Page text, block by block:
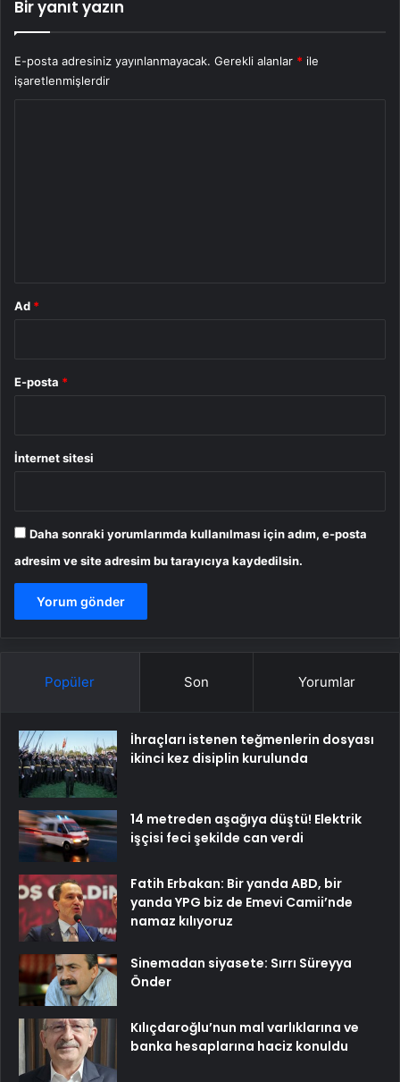
Bir yanıt yazın
E-posta adresiniz yayınlanmayacak. Gerekli alanlar * ile
işaretlenmişlerdir
Ad *
E-posta *
İnternet sitesi
Daha sonraki yorumlarımda kullanılması için adım, e-posta
adresim ve site adresim bu tarayıcıya kaydedilsin.
Popüler Son Yorumlar
İhraçları istenen teğmenlerin dosyası
ikinci kez disiplin kurulunda
14 metreden aşağıya düştü! Elektrik
işçisi feci şekilde can verdi
Fatih Erbakan: Bir yanda ABD, bir
yanda YPG biz de Emevi Camii’nde
namaz kılıyoruz
Sinemadan siyasete: Sırrı Süreyya
Önder
Kılıçdaroğlu’nun mal varlıklarına ve
banka hesaplarına haciz konuldu